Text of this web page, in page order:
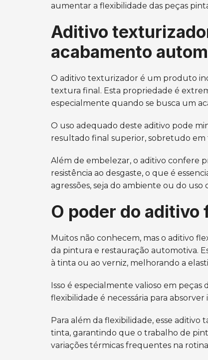
aumentar a flexibilidade das peças
Aditivo
acabamento
O aditivo texturizador é um produto
textura final. Esta propriedade é
especialmente quando se busca um
O uso adequado deste aditivo pode
resultado final superior, sobretudo em
Além de embelezar, o aditivo confere
resistência ao desgaste, o que é
agressões, seja do ambiente ou do uso
O poder do
Muitos não conhecem, mas o aditivo
da pintura e restauração automotiva.
à tinta ou ao verniz, melhorando a
Isso é especialmente valioso em
flexibilidade é necessária para
Para além da flexibilidade, esse
tinta, garantindo que o trabalho de
variações térmicas frequentes na